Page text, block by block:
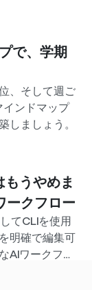
で、学期
、そして週ご
インドマップ
しましょう。
うやめま
ークフロー
てCLIを使用
明確で編集可
AIワークフロ